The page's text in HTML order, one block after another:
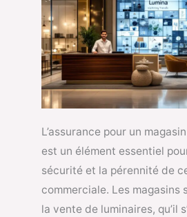
L’assurance pour un
est un élément essentiel
sécurité et la pérennité de
commerciale. Les magasins
la vente de luminaires, qu’il